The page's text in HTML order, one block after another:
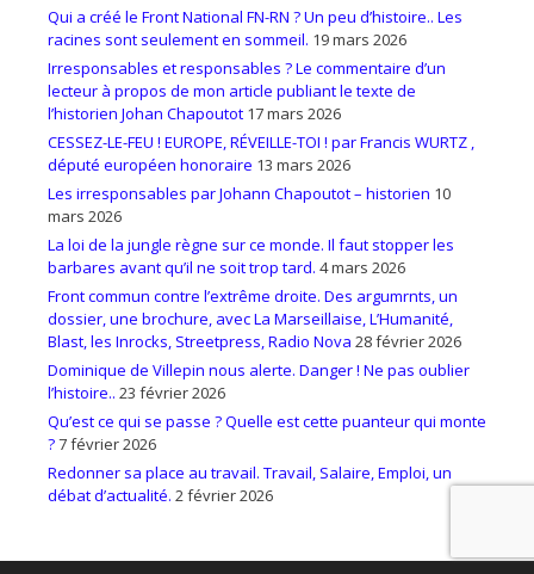
Qui a créé le Front National FN-RN ? Un peu d’histoire.. Les
racines sont seulement en sommeil. 19 mars 2026
Irresponsables et responsables ? Le commentaire d’un
lecteur à propos de mon article publiant le texte de
l’historien Johan Chapoutot 17 mars 2026
CESSEZ-LE-FEU ! EUROPE, RÉVEILLE-TOI ! par Francis WURTZ ,
député européen honoraire 13 mars 2026
Les irresponsables par Johann Chapoutot – historien 10
mars 2026
La loi de la jungle règne sur ce monde. Il faut stopper les
barbares avant qu’il ne soit trop tard. 4 mars 2026
Front commun contre l’extrême droite. Des argumrnts, un
dossier, une brochure, avec La Marseillaise, L’Humanité,
Blast, les Inrocks, Streetpress, Radio Nova 28 février 2026
Dominique de Villepin nous alerte. Danger ! Ne pas oublier
l’histoire.. 23 février 2026
Qu’est ce qui se passe ? Quelle est cette puanteur qui monte
?7 février 2026
Redonner sa place au travail. Travail, Salaire, Emploi, un
débat d’actualité. 2 février 2026